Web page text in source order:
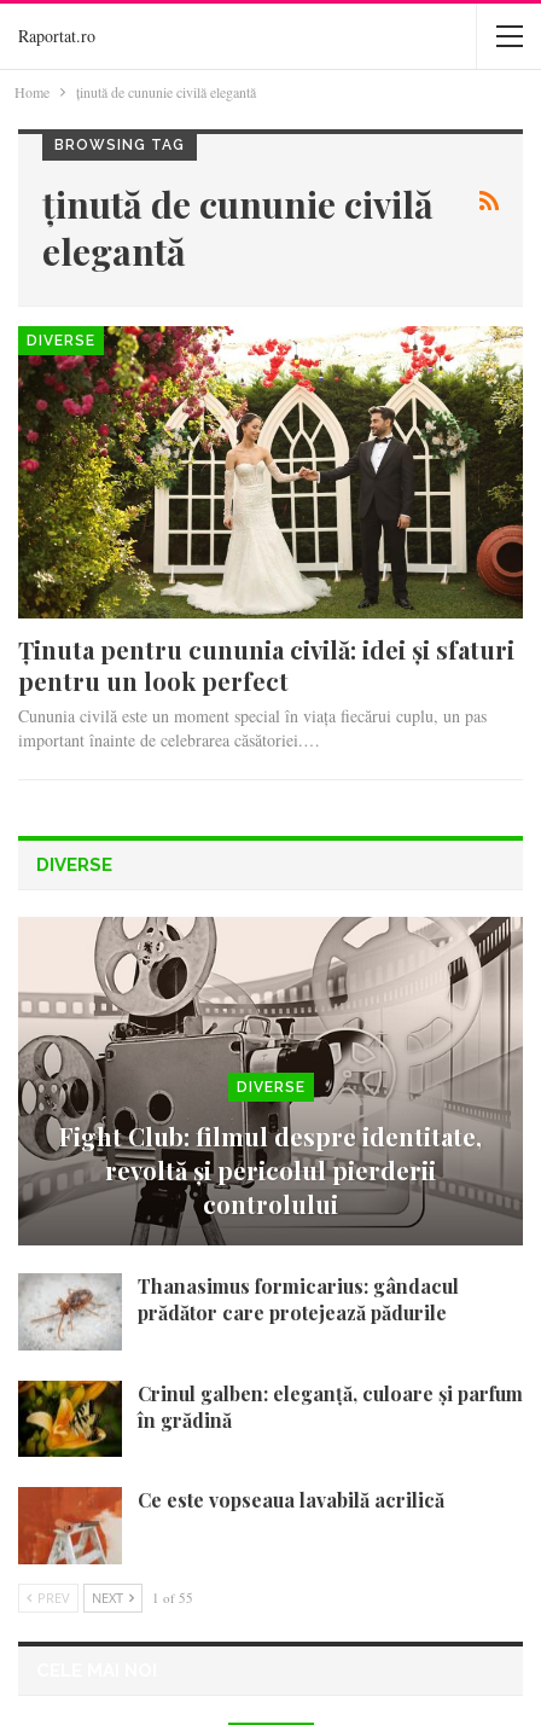
Raportat.ro
Home ținută de cununie civilă elegantă
BROWSING TAG
ținută de cununie civilă
elegantă
DIVERSE
Ținuta pentru cununia civilă: idei și sfaturi
pentru un look perfect
Cununia civilă este un moment special în viața fiecărui cuplu, un pas
important înainte de celebrarea căsătoriei.…
DIVERSE
DIVERSE
Fight Club: filmul despre identitate,
revoltă și pericolul pierderii
controlului
Thanasimus formicarius: gândacul
prădător care protejează pădurile
Crinul galben: eleganță, culoare și parfum
în grădină
Ce este vopseaua lavabilă acrilică
PREV NEXT 1 of 55